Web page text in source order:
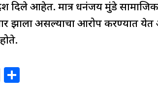
आहेत. मात्र धनंजय मुंडे सामाजिक
झाला असल्याचा आरोप करण्यात
X